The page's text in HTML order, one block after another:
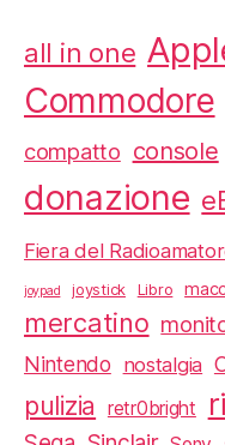
all in one
Commodore
compatto console
donazione
Fiera del
joypad joystick Libro
mercatino
Nintendo nostalgia
pulizia retr0bright